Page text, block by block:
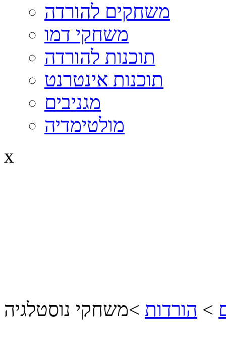
משחקים להורדה
משחקי דמו
תוכנות להורדה
תוכנות אינטרנט
מגניבים
מולטימדיה
x
> הורדות >משחקי נוסטלגיה